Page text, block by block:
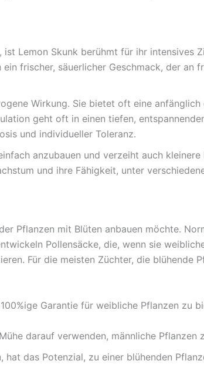
ist Lemon Skunk berühmt für ihr intensives
frischer, säuerlicher Geschmack, der an
Wirkung. Sie bietet oft eine
geht oft in einen tiefen,
und individueller Toleranz.
anzubauen und verzeiht auch
und ihre Fähigkeit, unter
Pflanzen mit Blüten anbauen möchte.
Pollensäcke, die, wenn sie
Für die meisten Züchter, die blühende
Garantie für weibliche Pflanzen zu
darauf verwenden, männliche
hat das Potenzial, zu einer blühenden